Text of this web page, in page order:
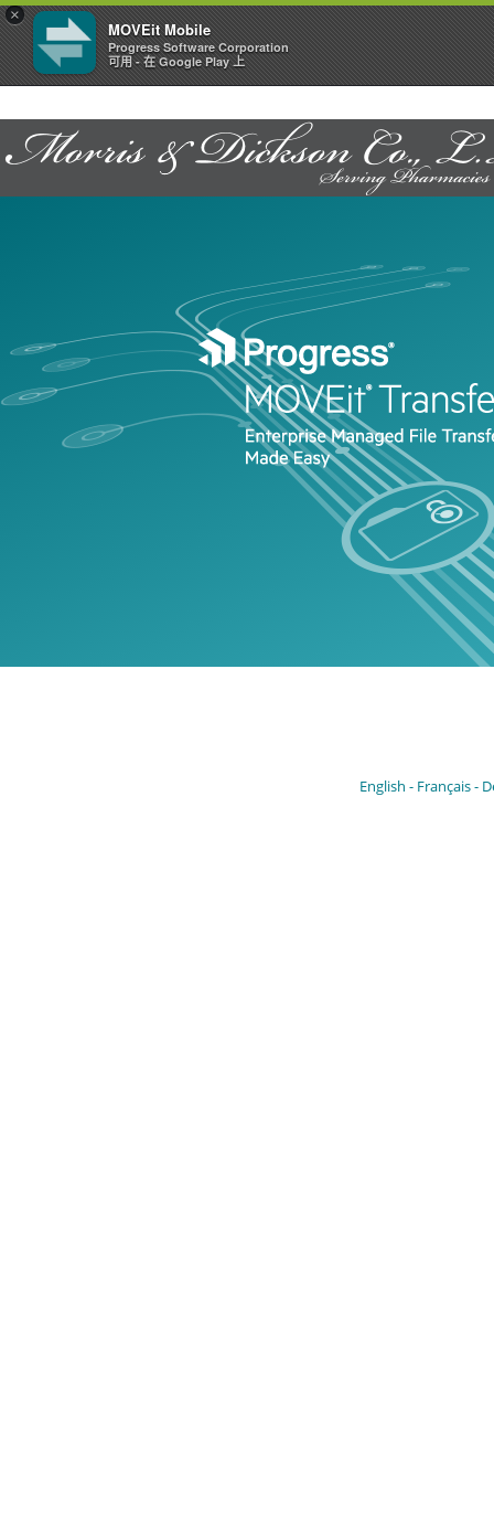
×
MOVEit Mobile
Progress Software Corporation
可用 - 在 Google Play 上
English Français